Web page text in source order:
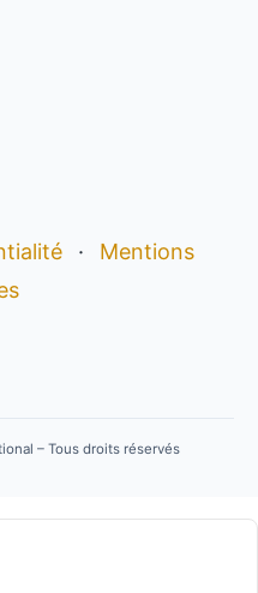
·
Mentions
– Tous droits réservés